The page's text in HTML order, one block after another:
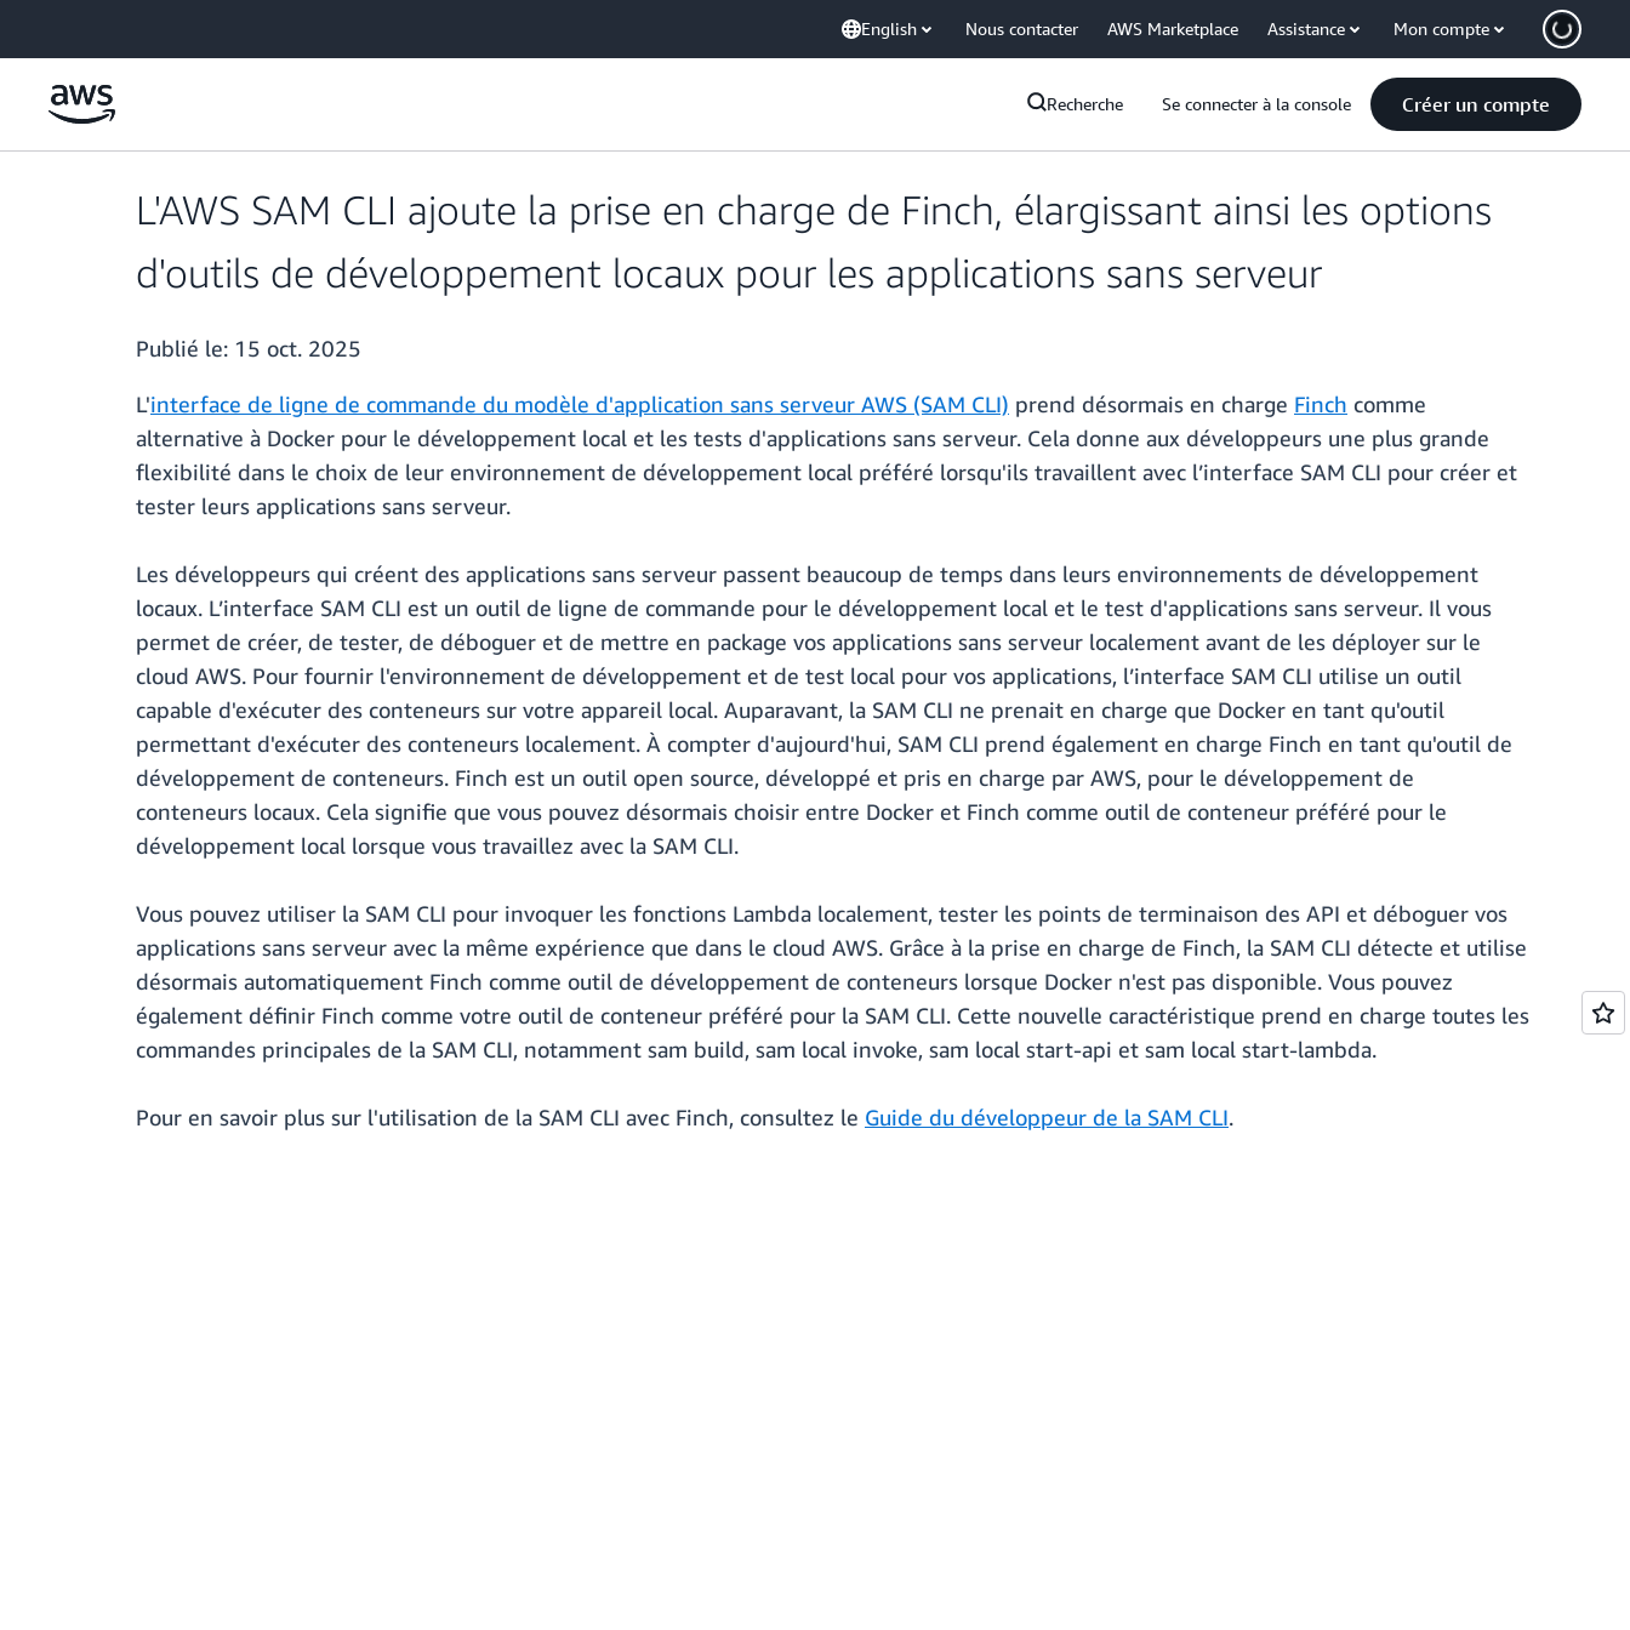
English Nous contacter AWS Marketplace Assistance Mon compte
Recherche Se connecter à la console Créer un compte
L'AWS SAM CLI ajoute la prise en charge de Finch, élargissant ainsi les options
d'outils de développement locaux pour les applications sans serveur
Publié le: 15 oct. 2025
L'interface de ligne de commande du modèle d'application sans serveur AWS (SAM CLI) prend désormais en charge Finch comme
alternative à Docker pour le développement local et les tests d'applications sans serveur. Cela donne aux développeurs une plus grande
flexibilité dans le choix de leur environnement de développement local préféré lorsqu'ils travaillent avec l’interface SAM CLI pour créer et
tester leurs applications sans serveur.
Les développeurs qui créent des applications sans serveur passent beaucoup de temps dans leurs environnements de développement
locaux. L’interface SAM CLI est un outil de ligne de commande pour le développement local et le test d'applications sans serveur. Il vous
permet de créer, de tester, de déboguer et de mettre en package vos applications sans serveur localement avant de les déployer sur le
cloud AWS. Pour fournir l'environnement de développement et de test local pour vos applications, l’interface SAM CLI utilise un outil
capable d'exécuter des conteneurs sur votre appareil local. Auparavant, la SAM CLI ne prenait en charge que Docker en tant qu'outil
permettant d'exécuter des conteneurs localement. À compter d'aujourd'hui, SAM CLI prend également en charge Finch en tant qu'outil de
développement de conteneurs. Finch est un outil open source, développé et pris en charge par AWS, pour le développement de
conteneurs locaux. Cela signifie que vous pouvez désormais choisir entre Docker et Finch comme outil de conteneur préféré pour le
développement local lorsque vous travaillez avec la SAM CLI.
Vous pouvez utiliser la SAM CLI pour invoquer les fonctions Lambda localement, tester les points de terminaison des API et déboguer vos
applications sans serveur avec la même expérience que dans le cloud AWS. Grâce à la prise en charge de Finch, la SAM CLI détecte et utilise
désormais automatiquement Finch comme outil de développement de conteneurs lorsque Docker n'est pas disponible. Vous pouvez
également définir Finch comme votre outil de conteneur préféré pour la SAM CLI. Cette nouvelle caractéristique prend en charge toutes les
commandes principales de la SAM CLI, notamment sam build, sam local invoke, sam local start-api et sam local start-lambda.
Pour en savoir plus sur l'utilisation de la SAM CLI avec Finch, consultez le Guide du développeur de la SAM CLI.